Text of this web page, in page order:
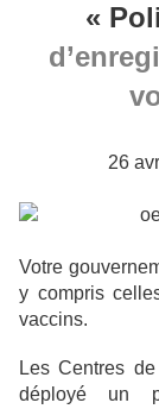
«
26
Votre
y compris
vaccins.
Les Centres
déployé un